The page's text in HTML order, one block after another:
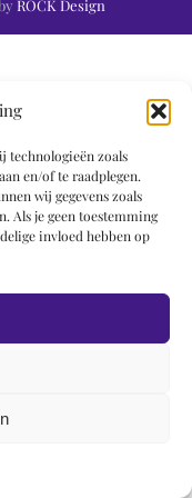
technologieën zoals
en/of te raadplegen.
wij gegevens zoals
Als je geen toestemming
invloed hebben op
ROCK Design